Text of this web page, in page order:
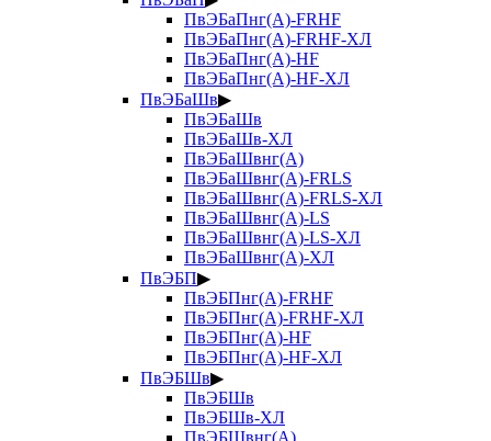
ПвЭБаПнг(А)-FRHF
ПвЭБаПнг(А)-FRHF-ХЛ
ПвЭБаПнг(А)-HF
ПвЭБаПнг(А)-HF-ХЛ
ПвЭБаШв▶
ПвЭБаШв
ПвЭБаШв-ХЛ
ПвЭБаШвнг(А)
ПвЭБаШвнг(А)-FRLS
ПвЭБаШвнг(А)-FRLS-ХЛ
ПвЭБаШвнг(А)-LS
ПвЭБаШвнг(А)-LS-ХЛ
ПвЭБаШвнг(А)-ХЛ
ПвЭБП▶
ПвЭБПнг(А)-FRHF
ПвЭБПнг(А)-FRHF-ХЛ
ПвЭБПнг(А)-HF
ПвЭБПнг(А)-HF-ХЛ
ПвЭБШв▶
ПвЭБШв
ПвЭБШв-ХЛ